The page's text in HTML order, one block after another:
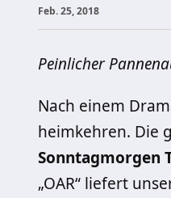
Feb. 25, 2018
Peinlicher
Nach einem
heimkehren. Die
Sonntagmorgen
„OAR“ liefert